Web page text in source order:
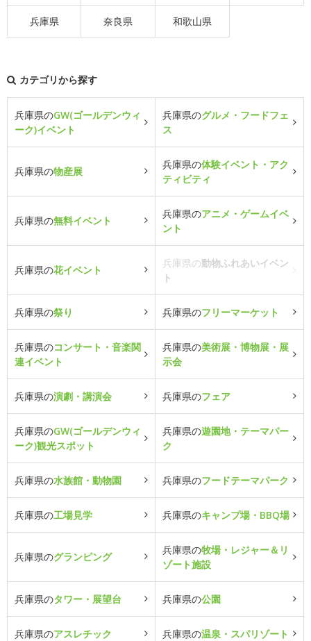
兵庫県 奈良県 和歌山県
カテゴリから探す
兵庫県のGW(ゴールデンウィ
ーク)イベント
兵庫県のグルメ・フードフェ
ス
兵庫県の物産展
兵庫県の体験イベント・アク
ティビティ
兵庫県の無料イベント
兵庫県のアニメ・ゲームイベ
ント
兵庫県の花イベント
兵庫県の動物ふれあいイベン
ト
兵庫県の祭り 兵庫県のフリーマーケット
兵庫県のコンサート・音楽関
連イベント
兵庫県の美術展・博物展・展
示会
兵庫県の演劇・講演会 兵庫県のフェア
兵庫県のGW(ゴールデンウィ
ーク)観光スポット
兵庫県の遊園地・テーマパー
ク
兵庫県の水族館・動物園 兵庫県のフードテーマパーク
兵庫県の工場見学 兵庫県のキャンプ場・BBQ場
兵庫県のグランピング
兵庫県の牧場・レジャー＆リ
ゾート施設
兵庫県のタワー・展望台 兵庫県の公園
兵庫県のアスレチック 兵庫県の温泉・スパリゾート